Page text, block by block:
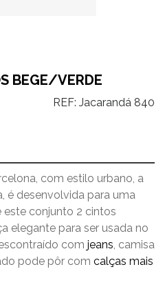
BEGE/VERDE
REF: Jacarandá 840
com estilo urbano, a
é desenvolvida para uma
este conjunto 2 cintos
elegante para ser usada no
com jeans, camisa
pode pôr com calças mais